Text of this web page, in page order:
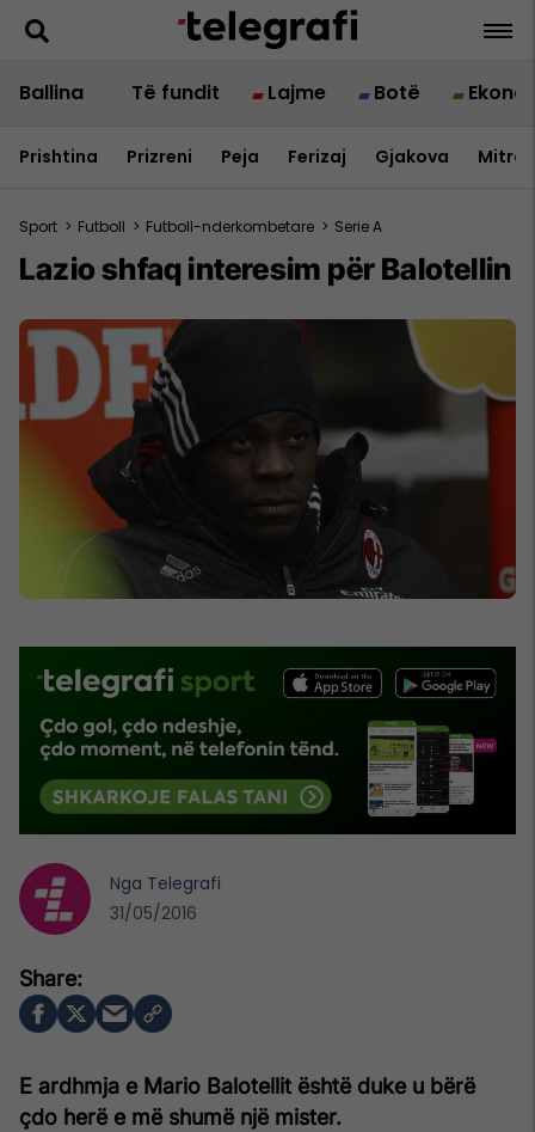
Ballina Të fundit Lajme Botë
Prishtina Prizreni Peja Ferizaj Gjakova
Sport > Futboll > Futboll-nderkombetare > Serie A
Lazio shfaq interesim për Balotellin
E ardhmja e Mario Balotellit është duke u bërë
çdo herë e më shumë një mister.
Nga Telegrafi
31/05/2016